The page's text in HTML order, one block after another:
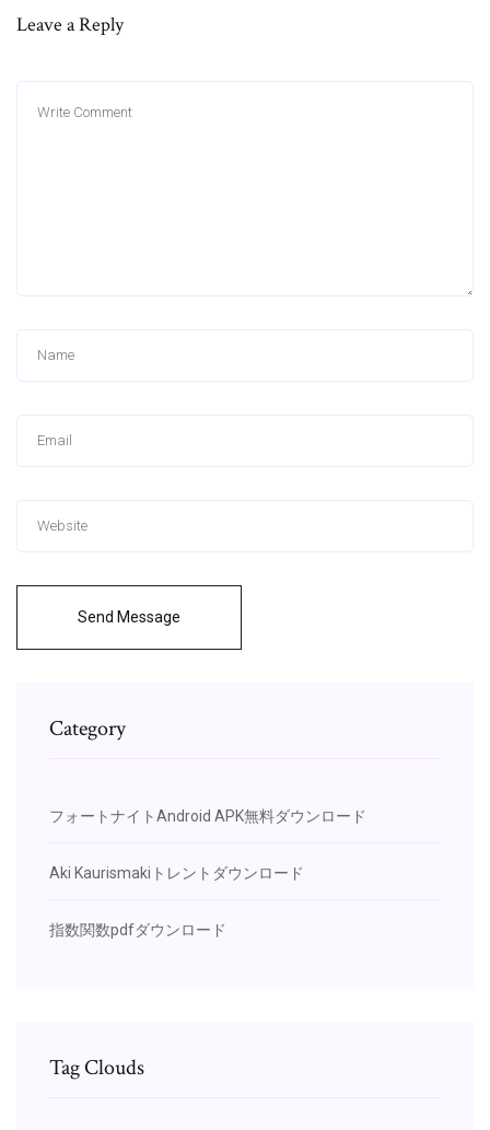
Leave a Reply
Send Message
Category
フォートナイトAndroid APK無料ダウンロード
Aki Kaurismakiトレントダウンロード
指数関数pdfダウンロード
Tag Clouds